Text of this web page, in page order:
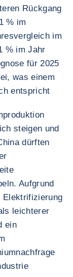
Rückgang
% im
im
% im Jahr
für 2025
was einem
entspricht
steigen und
dürften
Aufgrund
Elektrifizierung
leichterer
ein